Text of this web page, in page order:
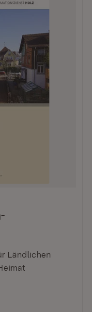
Ländlichen